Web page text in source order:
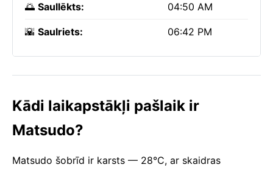
🌅 Saullēkts: 04:50 AM
🌇 Saulriets: 06:42 PM
Kādi laikapstākļi pašlaik ir
Matsudo?
Matsudo šobrīd ir karsts — 28°C, ar skaidras